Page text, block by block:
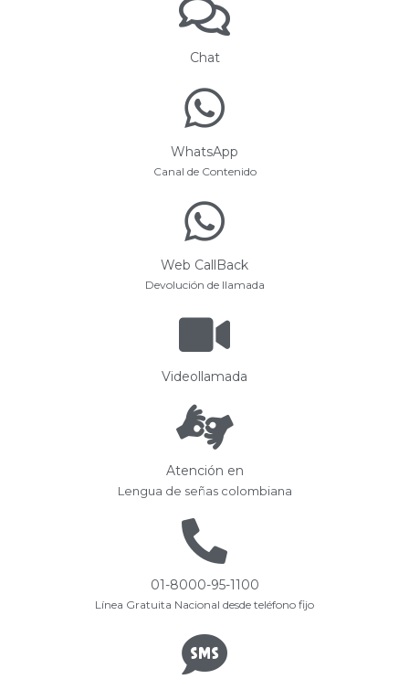
Chat
WhatsApp
Canal de Contenido
Web CallBack
Devolución de llamada
Videollamada
Atención en
Lengua de señas colombiana
01-8000-95-1100
Línea Gratuita Nacional desde teléfono fijo